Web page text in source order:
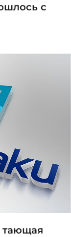
с
тающая